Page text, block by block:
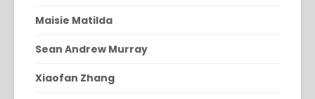
Maisie Matilda
Sean Andrew Murray
Xiaofan Zhang